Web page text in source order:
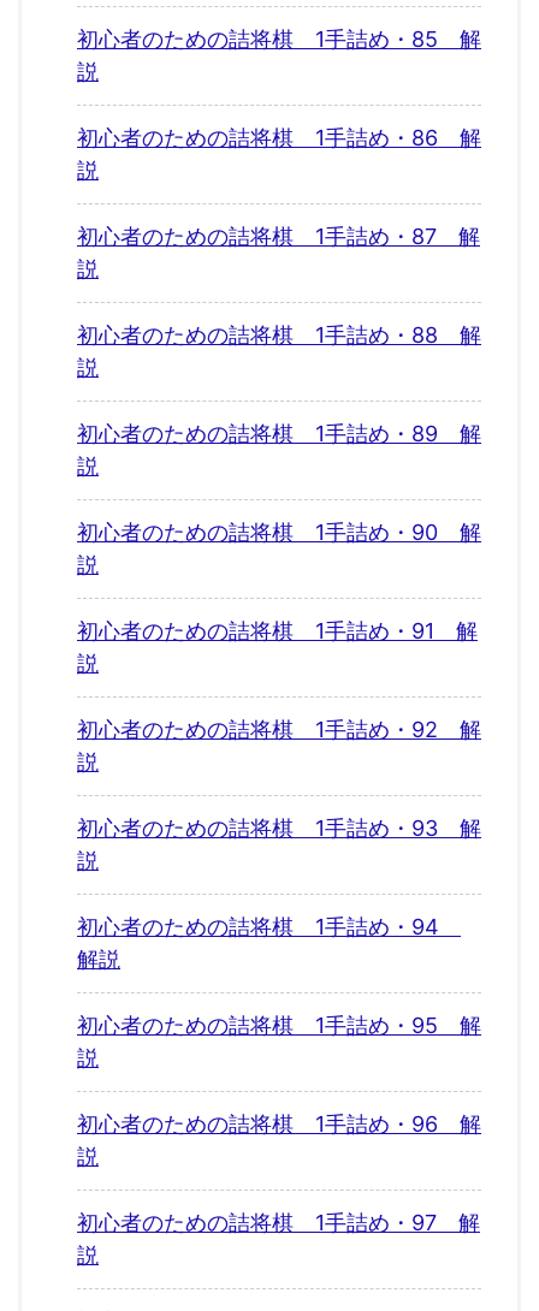
初心者のための詰将棋 1手詰め・85 解
説
初心者のための詰将棋 1手詰め・86 解
説
初心者のための詰将棋 1手詰め・87 解
説
初心者のための詰将棋 1手詰め・88 解
説
初心者のための詰将棋 1手詰め・89 解
説
初心者のための詰将棋 1手詰め・90 解
説
初心者のための詰将棋 1手詰め・91 解
説
初心者のための詰将棋 1手詰め・92 解
説
初心者のための詰将棋 1手詰め・93 解
説
初心者のための詰将棋 1手詰め・94
解説
初心者のための詰将棋 1手詰め・95 解
説
初心者のための詰将棋 1手詰め・96 解
説
初心者のための詰将棋 1手詰め・97 解
説